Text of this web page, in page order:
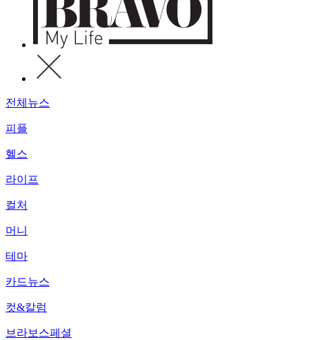
전체뉴스
피플
헬스
라이프
컬처
머니
테마
카드뉴스
컷&칼럼
브라보스페셜